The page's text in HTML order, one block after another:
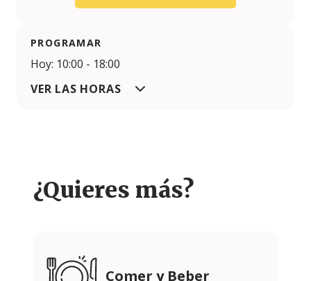
PROGRAMAR
Hoy: 10:00 - 18:00
VER LAS HORAS
¿Quieres más?
Comer y Beber